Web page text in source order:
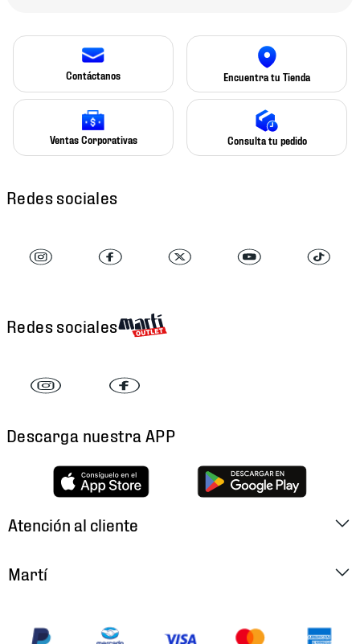
Contáctanos Encuentra tu Tienda
Ventas Corporativas Consulta tu pedido
Redes sociales
Redes sociales
Descarga nuestra APP
Atención al cliente
Martí
Ubica tu Tienda